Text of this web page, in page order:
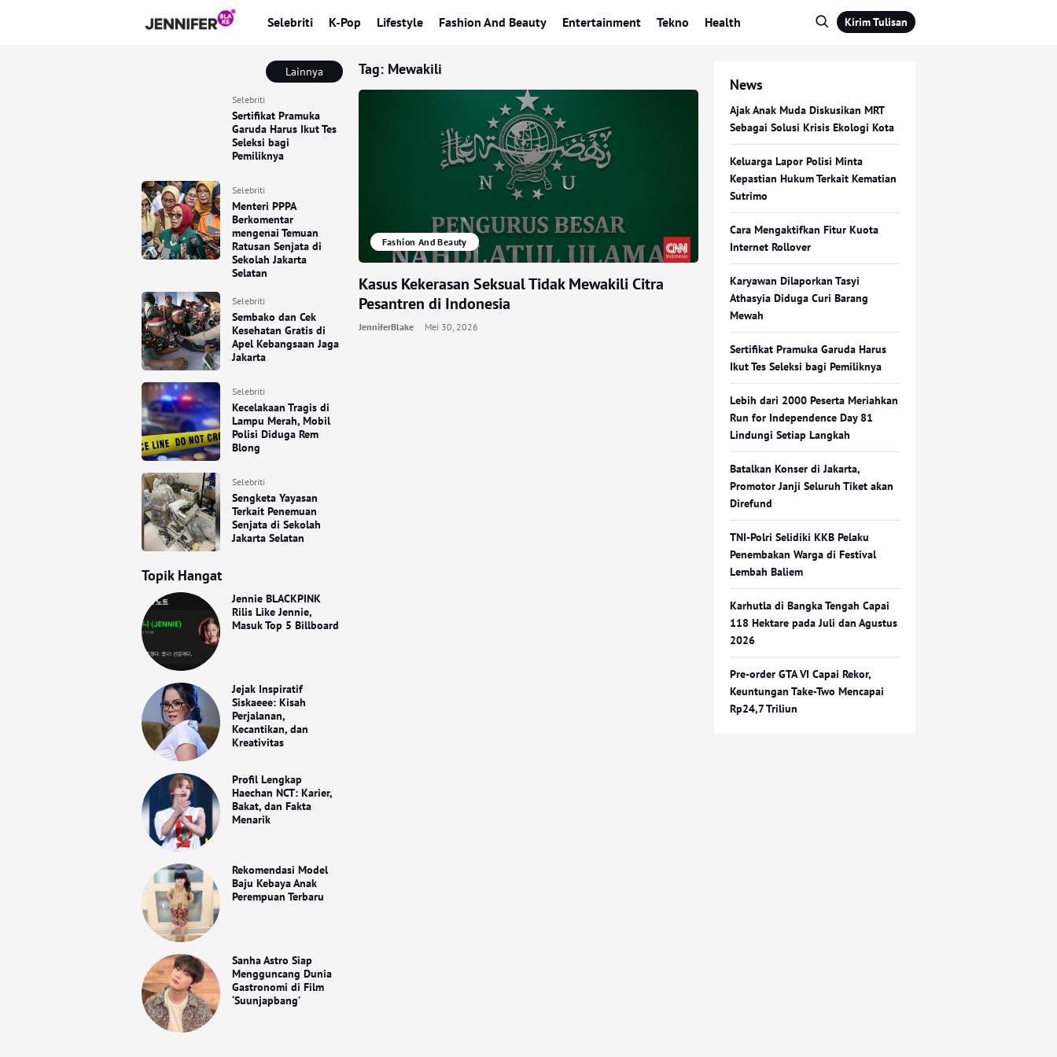
Selebriti K-Pop Lifestyle Fashion And Beauty Entertainment Tekno Health Kirim Tulisan
Lainnya
Selebriti
Sertifikat Pramuka
Garuda Harus Ikut Tes
Seleksi bagi
Pemiliknya
Selebriti
Menteri PPPA
Berkomentar
mengenai Temuan
Ratusan Senjata di
Sekolah Jakarta
Selatan
Selebriti
Sembako dan Cek
Kesehatan Gratis di
Apel Kebangsaan Jaga
Jakarta
Selebriti
Kecelakaan Tragis di
Lampu Merah, Mobil
Polisi Diduga Rem
Blong
Selebriti
Sengketa Yayasan
Terkait Penemuan
Senjata di Sekolah
Jakarta Selatan
Topik Hangat
Jennie BLACKPINK
Rilis Like Jennie,
Masuk Top 5 Billboard
Jejak Inspiratif
Siskaeee: Kisah
Perjalanan,
Kecantikan, dan
Kreativitas
Profil Lengkap
Haechan NCT: Karier,
Bakat, dan Fakta
Menarik
Rekomendasi Model
Baju Kebaya Anak
Perempuan Terbaru
Sanha Astro Siap
Mengguncang Dunia
Gastronomi di Film
‘Suunjapbang’
Tag: Mewakili
Fashion And Beauty
Kasus Kekerasan Seksual Tidak Mewakili Citra
Pesantren di Indonesia
JenniferBlake Mei 30, 2026
News
Ajak Anak Muda Diskusikan MRT
Sebagai Solusi Krisis Ekologi Kota
Keluarga Lapor Polisi Minta
Kepastian Hukum Terkait Kematian
Sutrimo
Cara Mengaktifkan Fitur Kuota
Internet Rollover
Karyawan Dilaporkan Tasyi
Athasyia Diduga Curi Barang
Mewah
Sertifikat Pramuka Garuda Harus
Ikut Tes Seleksi bagi Pemiliknya
Lebih dari 2000 Peserta Meriahkan
Run for Independence Day 81
Lindungi Setiap Langkah
Batalkan Konser di Jakarta,
Promotor Janji Seluruh Tiket akan
Direfund
TNI-Polri Selidiki KKB Pelaku
Penembakan Warga di Festival
Lembah Baliem
Karhutla di Bangka Tengah Capai
118 Hektare pada Juli dan Agustus
2026
Pre-order GTA VI Capai Rekor,
Keuntungan Take-Two Mencapai
Rp24,7 Triliun